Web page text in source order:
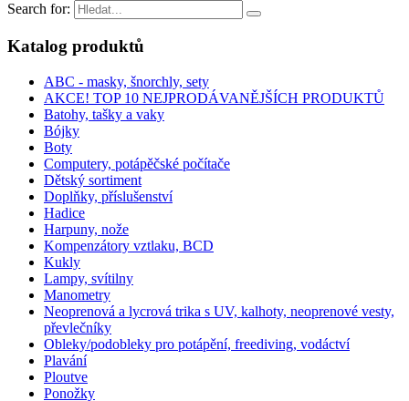
Search for:
Katalog produktů
ABC - masky, šnorchly, sety
AKCE! TOP 10 NEJPRODÁVANĚJŠÍCH PRODUKTŮ
Batohy, tašky a vaky
Bójky
Boty
Computery, potápěčské počítače
Dětský sortiment
Doplňky, příslušenství
Hadice
Harpuny, nože
Kompenzátory vztlaku, BCD
Kukly
Lampy, svítilny
Manometry
Neoprenová a lycrová trika s UV, kalhoty, neoprenové vesty,
převlečníky
Obleky/podobleky pro potápění, freediving, vodáctví
Plavání
Ploutve
Ponožky